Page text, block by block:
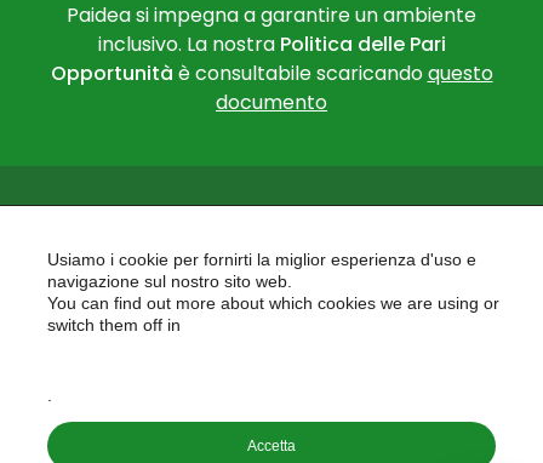
Paidea si impegna a garantire un ambiente
inclusivo. La nostra Politica delle Pari
Opportunità è consultabile scaricandoquesto
documento
PAIDEA
Usiamo i cookie per fornirti la miglior esperienza d'uso e
navigazione sul nostro sito web.
You can find out more about which cookies we are using or
switch them off in
Accetta